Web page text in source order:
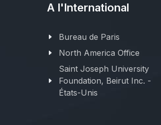
A l'International
Bureau de Paris
North America Office
Saint Joseph University
Foundation, Beirut Inc. -
États-Unis